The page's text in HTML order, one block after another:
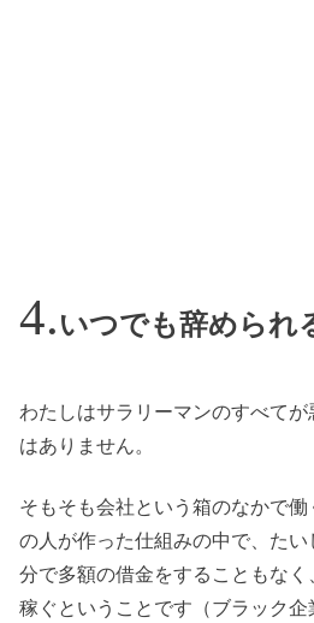
いつでも辞められ
わたしはサラリーマンのすべて
はありません。
そもそも会社という箱のなかで働
の人が作った仕組みの中で、た
分で多額の借金をすることもな
稼ぐということです（ブラック